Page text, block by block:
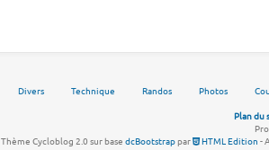
Divers Technique Randos Photos
Plan du
Thème Cycloblog 2.0 sur base dcBootstrappar HTML Edition -